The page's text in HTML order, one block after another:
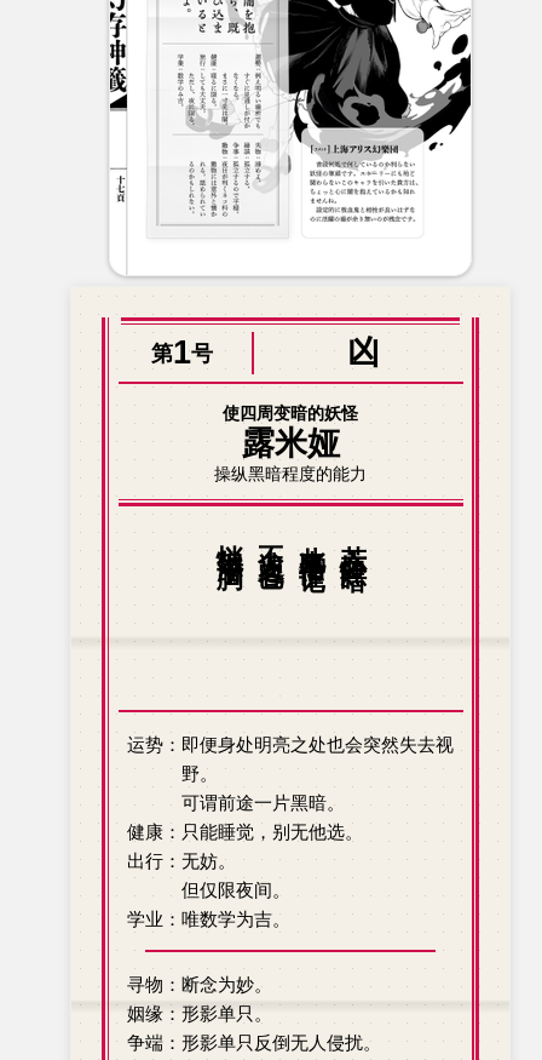
第1号 凶
使四周变暗的妖怪
露米娅
操纵黑暗程度的能力
若心怀黑暗，
此事需谨记：
不速之客已
悄然潜于胸。
运势：即便身处明亮之处也会突然失去视
野。
可谓前途一片黑暗。
健康：只能睡觉，别无他选。
出行：无妨。
但仅限夜间。
学业：唯数学为吉。
寻物：断念为妙。
姻缘：形影单只。
争端：形影单只反倒无人侵扰。